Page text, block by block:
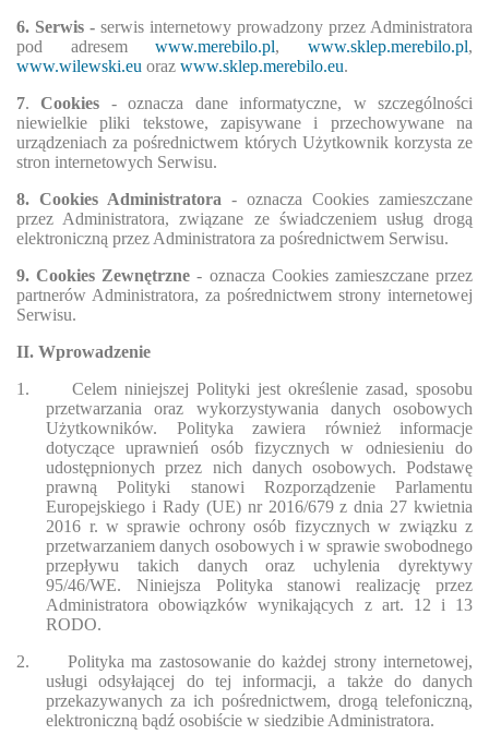
6. Serwis - serwis internetowy prowadzony przez Administratora
pod adresem
www.merebilo.pl,www.sklep.merebilo.pl,
www.wilewski.eu oraz www.sklep.merebilo.eu.
7.Cookies - oznacza dane informatyczne, w szczególności
niewielkie pliki tekstowe, zapisywane i przechowywane na
urządzeniach za pośrednictwem których Użytkownik korzysta ze
stron internetowych Serwisu.
8. Cookies Administratora - oznacza Cookies zamieszczane
przez Administratora, związane ze świadczeniem usług drogą
elektroniczną przez Administratora za pośrednictwem Serwisu.
9. Cookies Zewnętrzne - oznacza Cookies zamieszczane przez
partnerów Administratora, za pośrednictwem strony internetowej
Serwisu.
II. Wprowadzenie
1.
Celem niniejszej Polityki jest określenie zasad, sposobu
przetwarzania oraz wykorzystywania danych osobowych
Użytkowników. Polityka zawiera również informacje
dotyczące uprawnień osób fizycznych w odniesieniu do
udostępnionych przez nich danych osobowych. Podstawę
prawną Polityki stanowi Rozporządzenie Parlamentu
Europejskiego i Rady (UE) nr 2016/679 z dnia 27 kwietnia
2016 r. w sprawie ochrony osób fizycznych w związku z
przetwarzaniem danych osobowych i w sprawie swobodnego
przepływu takich danych oraz uchylenia dyrektywy
95/46/WE. Niniejsza Polityka stanowi realizację przez
Administratora obowiązków wynikających z art. 12 i 13
RODO.
2.
Polityka ma zastosowanie do każdej strony internetowej,
usługi odsyłającej do tej informacji, a także do danych
przekazywanych za ich pośrednictwem, drogą telefoniczną,
elektroniczną bądź osobiście w siedzibie Administratora.